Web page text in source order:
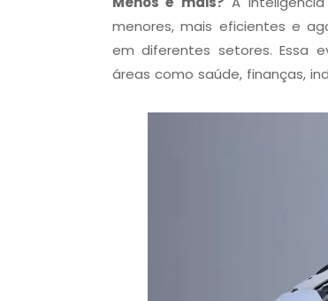
menores, mais eficientes e
em diferentes setores. Essa
áreas como saúde, finanças,